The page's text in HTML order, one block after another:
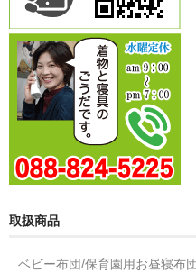
取扱商品
ベビー布団/保育園用お昼寝布団